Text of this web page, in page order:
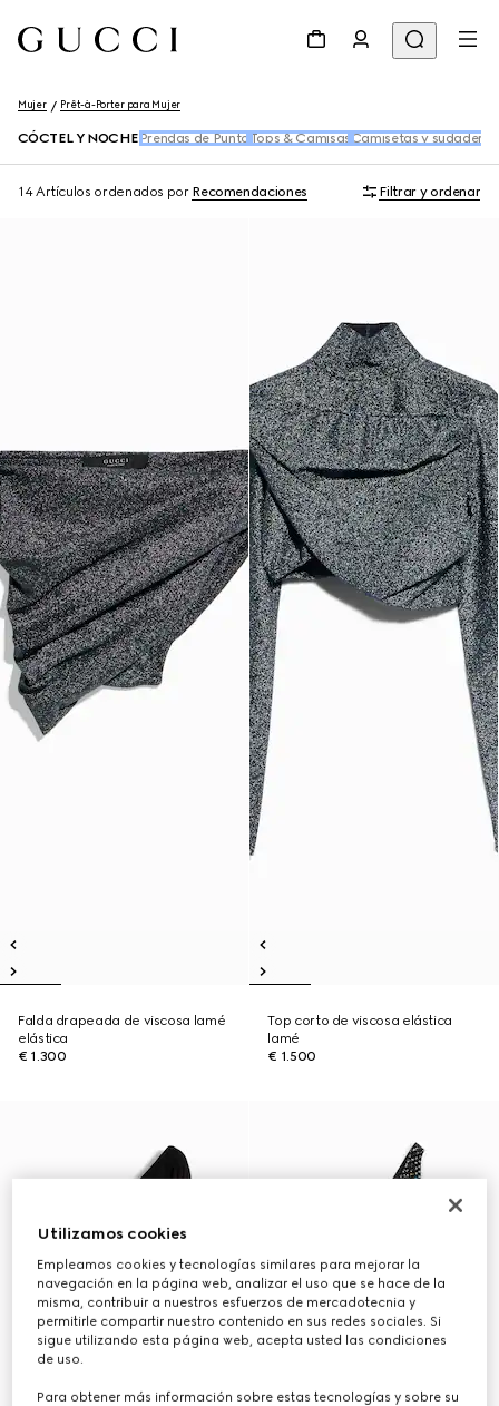
Mujer Prêt-à-Porter para Mujer
CÓCTEL Y NOCHE Prendas de Punto Tops & Camisas Camisetas y sudaderas
14 Artículos ordenados por Recomendaciones Filtrar y ordenar
Falda drapeada de viscosa lamé
elástica
€ 1.300
Top corto de viscosa elástica
lamé
€ 1.500
Utilizamos cookies
Empleamos cookies y tecnologías similares para mejorar la
navegación en la página web, analizar el uso que se hace de la
misma, contribuir a nuestros esfuerzos de mercadotecnia y
permitirle compartir nuestro contenido en sus redes sociales. Si
sigue utilizando esta página web, acepta usted las condiciones
de uso.
Para obtener más información sobre estas tecnologías y sobre su